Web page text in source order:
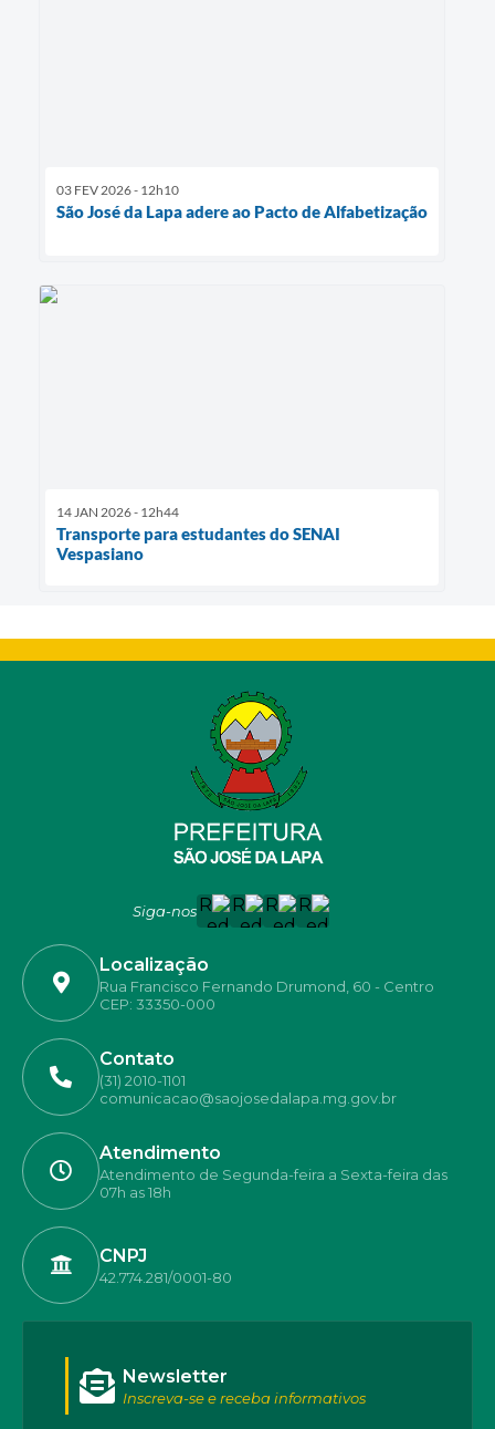
03 FEV 2026 - 12h10
São José da Lapa adere ao Pacto de Alfabetização
14 JAN 2026 - 12h44
Transporte para estudantes do SENAI
Vespasiano
Siga-nos
Localização
Rua Francisco Fernando Drumond, 60 - Centro
CEP: 33350-000
Contato
(31) 2010-1101
comunicacao@saojosedalapa.mg.gov.br
Atendimento
Atendimento de Segunda-feira a Sexta-feira das
07h as 18h
CNPJ
42.774.281/0001-80
Newsletter
Inscreva-se e receba informativos